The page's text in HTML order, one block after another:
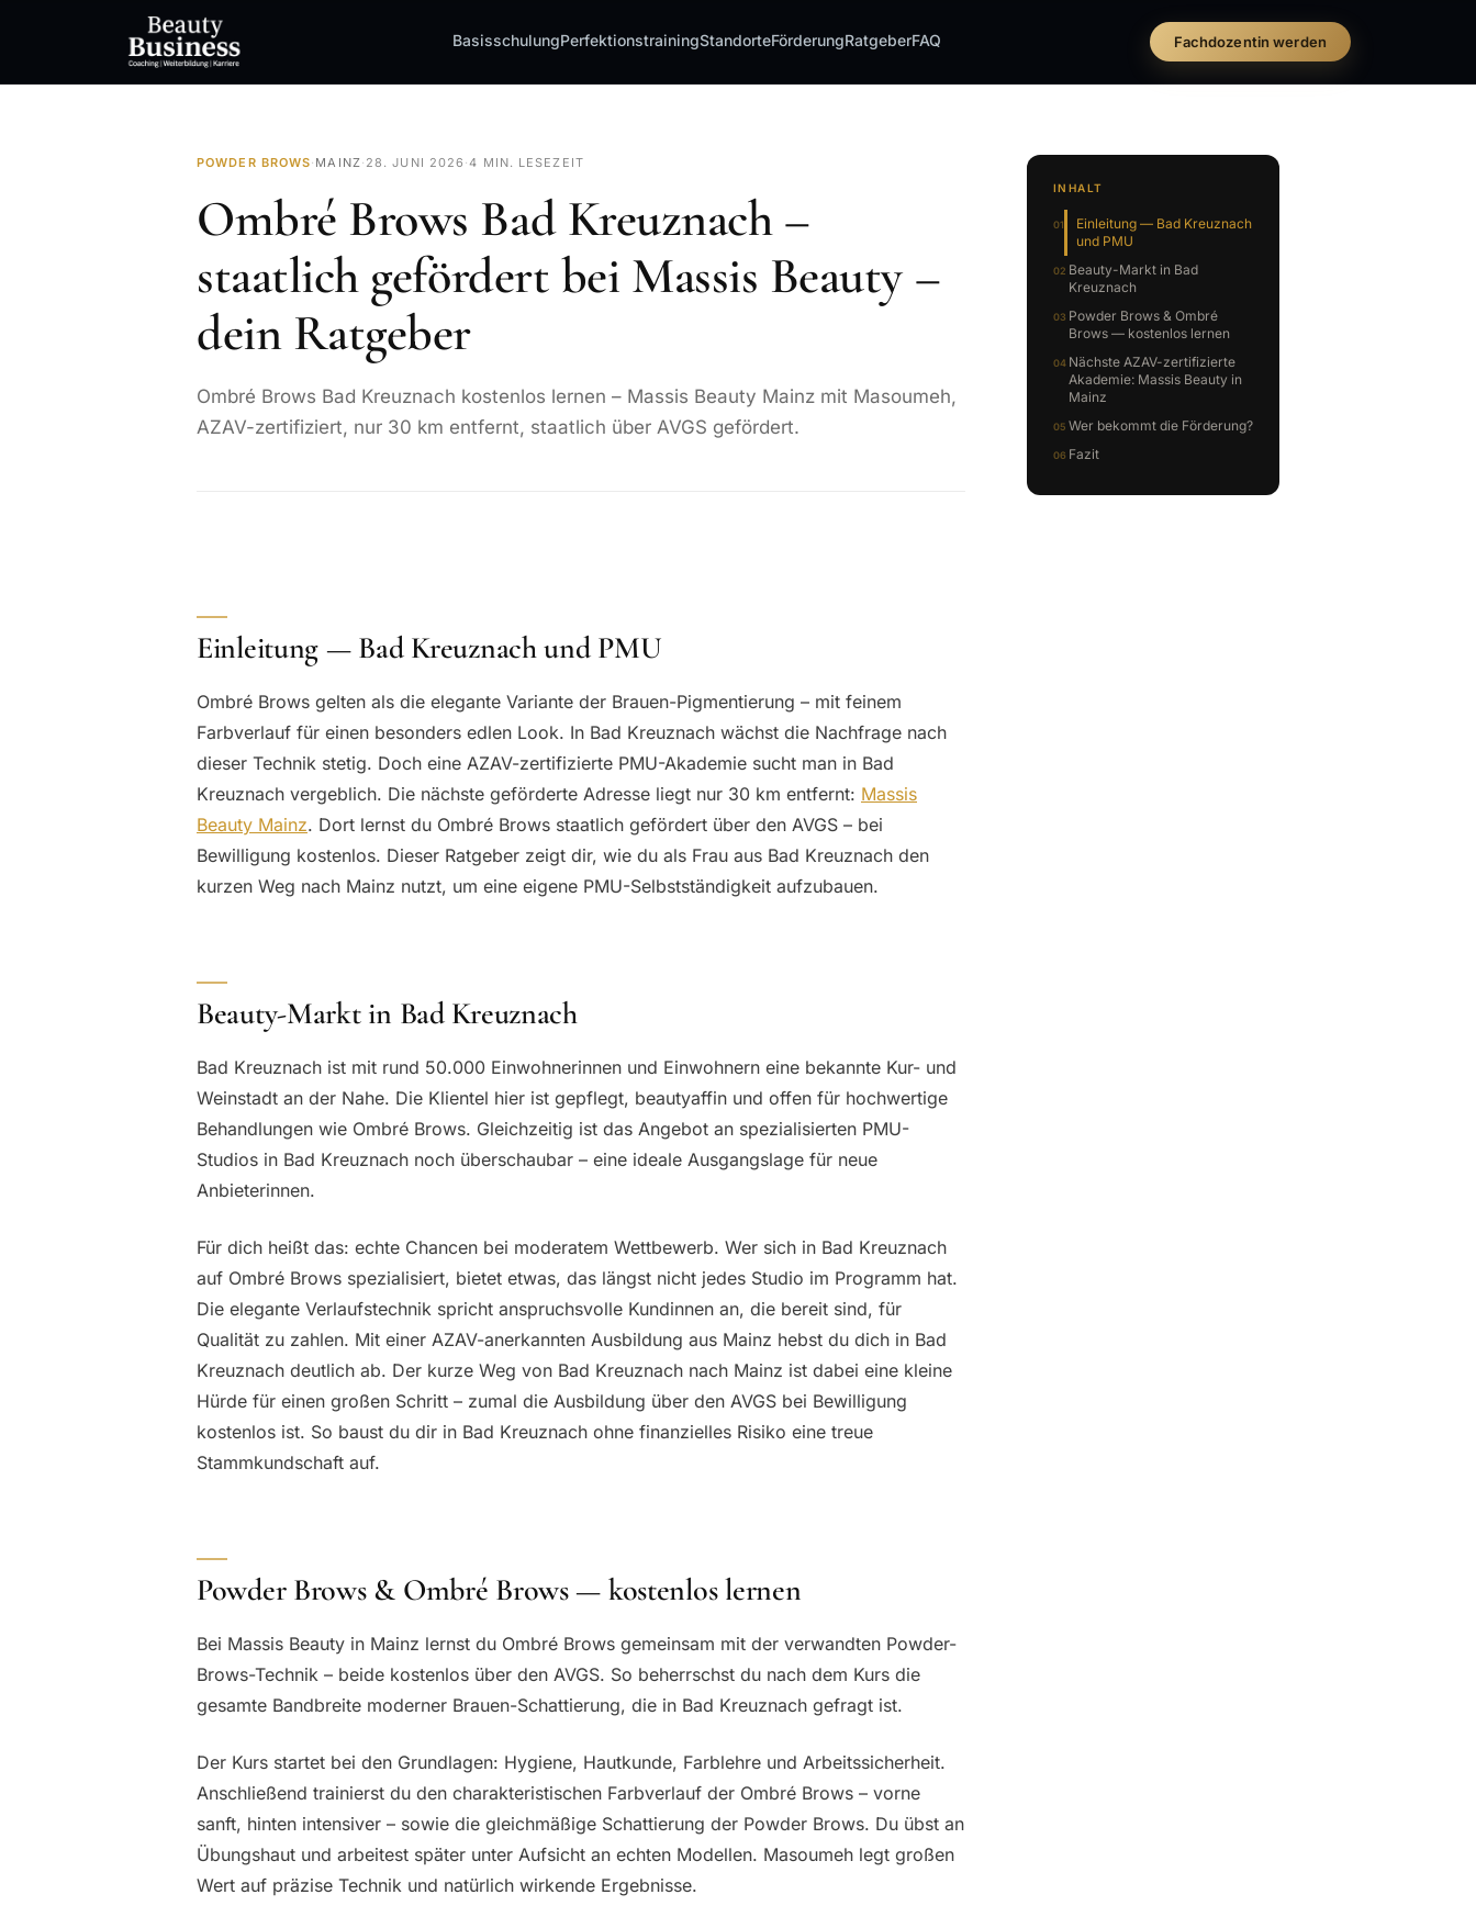
BasisschulungPerfektionstrainingStandorteFörderungRatgeberFAQ Fachdozentin werden
POWDER BROWS· MAINZ· 28. JUNI 2026 ·4 MIN. LESEZEIT
Ombré Brows Bad Kreuznach –
staatlich gefördert bei Massis Beauty –
dein Ratgeber
Ombré Brows Bad Kreuznach kostenlos lernen – Massis Beauty Mainz mit Masoumeh,
AZAV-zertifiziert, nur 30 km entfernt, staatlich über AVGS gefördert.
Einleitung — Bad Kreuznach und PMU
Ombré Brows gelten als die elegante Variante der Brauen-Pigmentierung – mit feinem
Farbverlauf für einen besonders edlen Look. In Bad Kreuznach wächst die Nachfrage nach
dieser Technik stetig. Doch eine AZAV-zertifizierte PMU-Akademie sucht man in Bad
Kreuznach vergeblich. Die nächste geförderte Adresse liegt nur 30 km entfernt: Massis
Beauty Mainz. Dort lernst du Ombré Brows staatlich gefördert über den AVGS – bei
Bewilligung kostenlos. Dieser Ratgeber zeigt dir, wie du als Frau aus Bad Kreuznach den
kurzen Weg nach Mainz nutzt, um eine eigene PMU-Selbstständigkeit aufzubauen.
Beauty-Markt in Bad Kreuznach
Bad Kreuznach ist mit rund 50.000 Einwohnerinnen und Einwohnern eine bekannte Kur- und
Weinstadt an der Nahe. Die Klientel hier ist gepflegt, beautyaffin und offen für hochwertige
Behandlungen wie Ombré Brows. Gleichzeitig ist das Angebot an spezialisierten PMU-
Studios in Bad Kreuznach noch überschaubar – eine ideale Ausgangslage für neue
Anbieterinnen.
Für dich heißt das: echte Chancen bei moderatem Wettbewerb. Wer sich in Bad Kreuznach
auf Ombré Brows spezialisiert, bietet etwas, das längst nicht jedes Studio im Programm hat.
Die elegante Verlaufstechnik spricht anspruchsvolle Kundinnen an, die bereit sind, für
Qualität zu zahlen. Mit einer AZAV-anerkannten Ausbildung aus Mainz hebst du dich in Bad
Kreuznach deutlich ab. Der kurze Weg von Bad Kreuznach nach Mainz ist dabei eine kleine
Hürde für einen großen Schritt – zumal die Ausbildung über den AVGS bei Bewilligung
kostenlos ist. So baust du dir in Bad Kreuznach ohne finanzielles Risiko eine treue
Stammkundschaft auf.
Powder Brows & Ombré Brows — kostenlos lernen
Bei Massis Beauty in Mainz lernst du Ombré Brows gemeinsam mit der verwandten Powder-
Brows-Technik – beide kostenlos über den AVGS. So beherrschst du nach dem Kurs die
gesamte Bandbreite moderner Brauen-Schattierung, die in Bad Kreuznach gefragt ist.
Der Kurs startet bei den Grundlagen: Hygiene, Hautkunde, Farblehre und Arbeitssicherheit.
Anschließend trainierst du den charakteristischen Farbverlauf der Ombré Brows – vorne
sanft, hinten intensiver – sowie die gleichmäßige Schattierung der Powder Brows. Du übst an
Übungshaut und arbeitest später unter Aufsicht an echten Modellen. Masoumeh legt großen
Wert auf präzise Technik und natürlich wirkende Ergebnisse.
INHALT
Einleitung — Bad Kreuznach
und PMU
Beauty-Markt in Bad
Kreuznach
Powder Brows & Ombré
Brows — kostenlos lernen
Nächste AZAV-zertifizierte
Akademie: Massis Beauty in
Mainz
Wer bekommt die Förderung?
Fazit